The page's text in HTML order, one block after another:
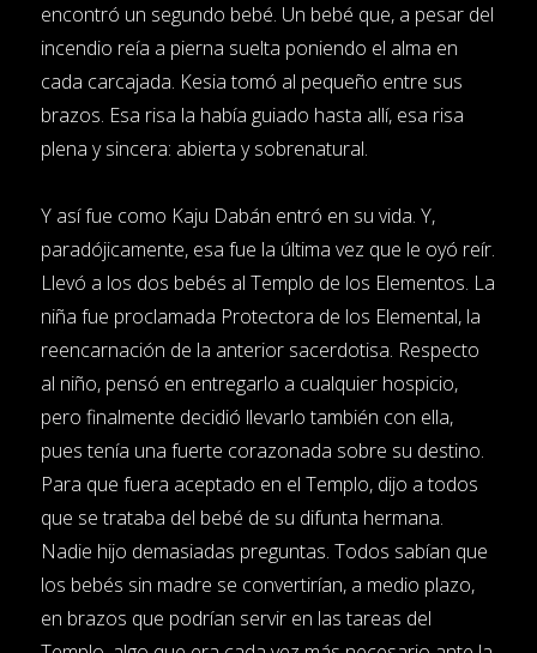
encontró un segundo bebé. Un bebé que, a pesar del
incendio reía a pierna suelta poniendo el alma en
cada carcajada. Kesia tomó al pequeño entre sus
brazos. Esa risa la había guiado hasta allí, esa risa
plena y sincera: abierta y sobrenatural.
Y así fue como Kaju Dabán entró en su vida. Y,
paradójicamente, esa fue la última vez que le oyó reír.
Llevó a los dos bebés al Templo de los Elementos. La
niña fue proclamada Protectora de los Elemental, la
reencarnación de la anterior sacerdotisa. Respecto
al niño, pensó en entregarlo a cualquier hospicio,
pero finalmente decidió llevarlo también con ella,
pues tenía una fuerte corazonada sobre su destino.
Para que fuera aceptado en el Templo, dijo a todos
que se trataba del bebé de su difunta hermana.
Nadie hijo demasiadas preguntas. Todos sabían que
los bebés sin madre se convertirían, a medio plazo,
en brazos que podrían servir en las tareas del